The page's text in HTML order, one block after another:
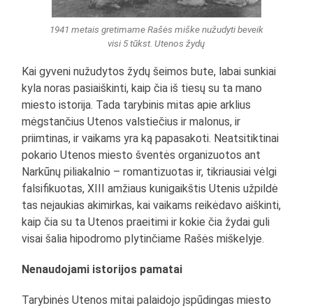
1941 metais gretimame Rašės miške nužudyti beveik
visi 5 tūkst. Utenos žydų
Kai gyveni nužudytos žydų šeimos bute, labai sunkiai
kyla noras pasiaiškinti, kaip čia iš tiesų su ta mano
miesto istorija. Tada tarybinis mitas apie arklius
mėgstančius Utenos valstiečius ir malonus, ir
priimtinas, ir vaikams yra ką papasakoti. Neatsitiktinai
pokario Utenos miesto šventės organizuotos ant
Narkūnų piliakalnio – romantizuotas ir, tikriausiai vėlgi
falsifikuotas, XIII amžiaus kunigaikštis Utenis užpildė
tas nejaukias akimirkas, kai vaikams reikėdavo aiškinti,
kaip čia su ta Utenos praeitimi ir kokie čia žydai guli
visai šalia hipodromo plytinčiame Rašės miškelyje.
Nenaudojami istorijos pamatai
Tarybinės Utenos mitai palaidojo įspūdingas miesto